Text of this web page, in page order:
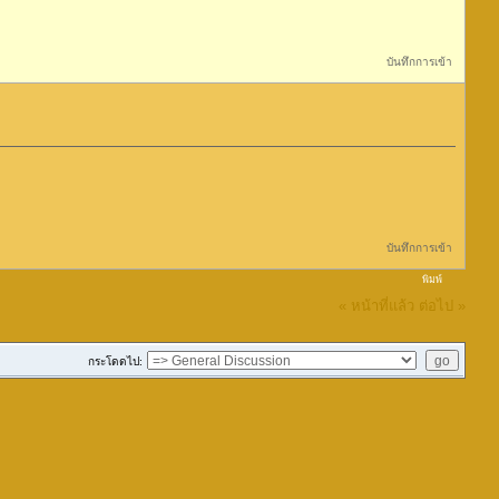
บันทึกการเข้า
บันทึกการเข้า
พิมพ์
« หน้าที่แล้ว ต่อไป »
กระโดดไป: